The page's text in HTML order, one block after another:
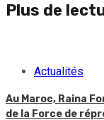
Plus de
Actualités
Au Maroc, Raina
de la Force de